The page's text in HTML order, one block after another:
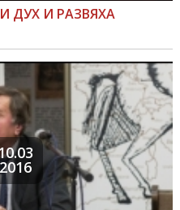
ДУХ И РАЗВЯХА
2016